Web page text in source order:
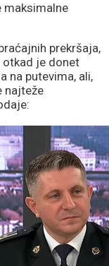
maksimalne
prekršaja,
je donet
na putevima, ali,
najteže